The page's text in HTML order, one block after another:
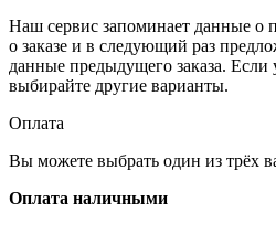
Наш сервис запоминает данные о
о заказе и в следующий раз
данные предыдущего заказа. Если
выбирайте другие варианты.
Оплата
Вы можете выбрать один из трёх
Оплата наличными